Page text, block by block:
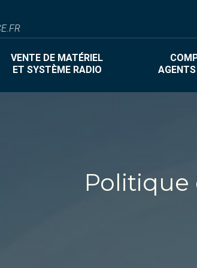
VENTE DE MATÉRIEL
ET SYSTÈME RADIO
Politique